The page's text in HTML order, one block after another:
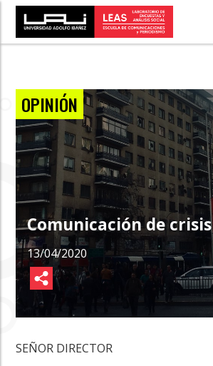
OPINIÓN
Comunicación de crisis
13/04/2020
SEÑOR DIRECTOR